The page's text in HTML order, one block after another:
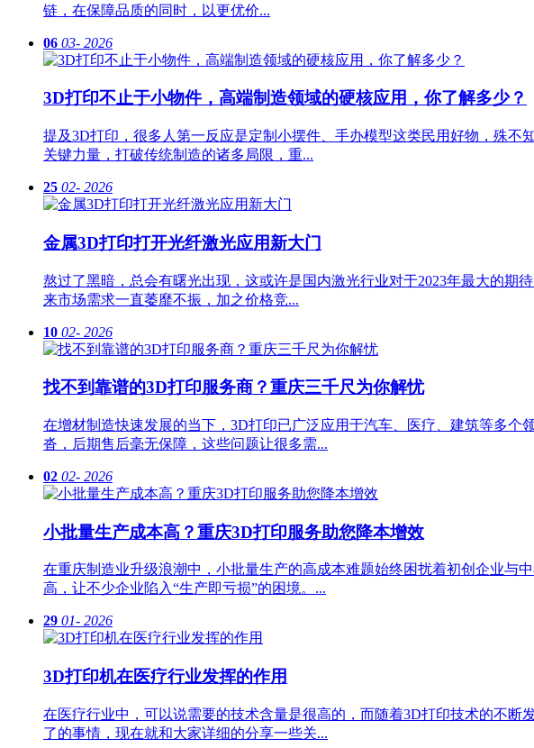
链，在保障品质的同时，以更优价...
06 03- 2026
3D打印不止于小物件，高端制造领域的硬核应用，你了解多少？
提及3D打印，很多人第一反应是定制小摆件、手办模型这类民用好物，殊
关键力量，打破传统制造的诸多局限，重...
25 02- 2026
金属3D打印打开光纤激光应用新大门
熬过了黑暗，总会有曙光出现，这或许是国内激光行业对于2023年最大的期
来市场需求一直萎靡不振，加之价格竞...
10 02- 2026
找不到靠谱的3D打印服务商？重庆三千尺为你解忧
在增材制造快速发展的当下，3D打印已广泛应用于汽车、医疗、建筑等多
沓，后期售后毫无保障，这些问题让很多需...
02 02- 2026
小批量生产成本高？重庆3D打印服务助您降本增效
在重庆制造业升级浪潮中，小批量生产的高成本难题始终困扰着初创企业与
高，让不少企业陷入“生产即亏损”的困境。...
29 01- 2026
3D打印机在医疗行业发挥的作用
在医疗行业中，可以说需要的技术含量是很高的，而随着3D打印技术的不
了的事情，现在就和大家详细的分享一些关...